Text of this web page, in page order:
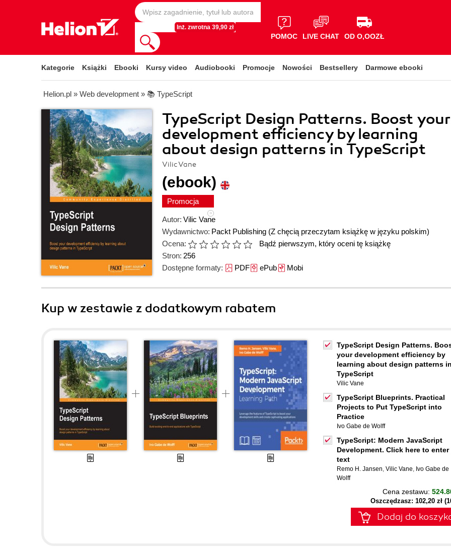
Inż. zwrotna 39,90 zł
POMOC LIVE CHAT OD O,OOZŁ
Kategorie Książki Ebooki Kursy video Audiobooki Promocje Nowości Bestsellery Darmowe ebooki
Helion.pl » Web development » 📚 TypeScript
TypeScript Design Patterns. Boost your
development efficiency by learning
about design patterns in TypeScript
Vilic Vane
(ebook)
Promocja
Autor: Vilic Vane
Wydawnictwo: Packt Publishing (Z chęcią przeczytam książkę w języku polskim)
Ocena:
Bądź pierwszym, który oceni tę książkę
Stron: 256
Dostępne formaty: PDFePubMobi
Kup w zestawie z dodatkowym rabatem
TypeScript Design Patterns.
your development efficiency by
learning about design patterns in
TypeScript
Vilic Vane
TypeScript Blueprints. Practical
Projects to Put TypeScript into
Practice
Ivo Gabe de Wolff
TypeScript: Modern JavaScript
Development. Click here to enter
text
Remo H. Jansen, Vilic Vane, Ivo Gabe de
Wolff
Cena zestawu:
Oszczędzasz: 102,20 zł
Dodaj do